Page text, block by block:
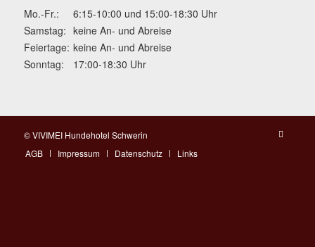
Mo.-Fr.:
6:15-10:00 und 15:00-18:30 Uhr
Samstag: keine An- und Abreise
Feiertage: keine An- und Abreise
Sonntag:
17:00-18:30 Uhr
© VIVIMEI Hundehotel Schwerin
AGB
Impressum Datenschutz Links